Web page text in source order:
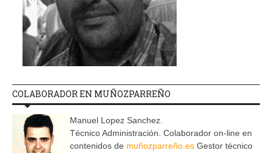
COLABORADOR EN MUÑOZPARREÑO
Manuel Lopez Sanchez.
Técnico Administración. Colaborador on-line en
contenidos de muñozparreño.es Gestor técnico